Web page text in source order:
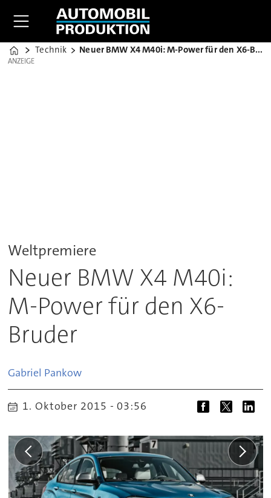
Home
Technik Neuer BMW X4 M40i: M-Power für den X6-Bruder
ANZEIGE
ANZEIGE
Weltpremiere
Neuer BMW X4 M40i:
M-Power für den X6-
Bruder
Gabriel Pankow
1. Oktober 2015 - 03:56